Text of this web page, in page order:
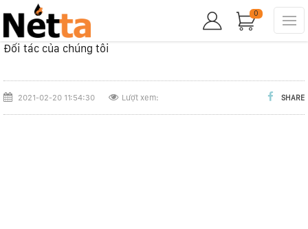
0
Đối tác của chúng tôi
2021-02-20 11:54:30 Lượt xem: SHARE